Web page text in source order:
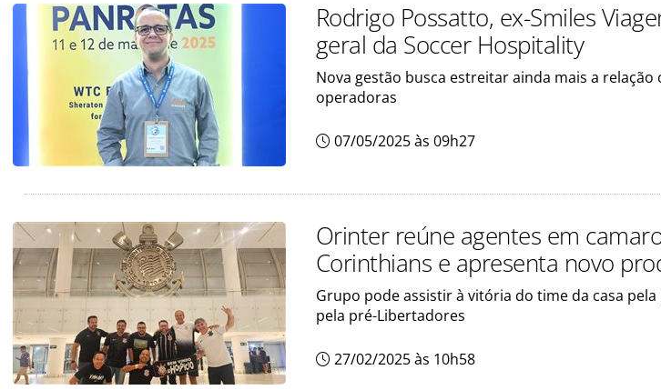
Rodrigo Possatto, ex-Smiles
geral da Soccer Hospitality
Nova gestão busca estreitar ainda mais a relação
operadoras
07/05/2025 às 09h27
Orinter reúne agentes em
Corinthians e apresenta novo
Grupo pode assistir à vitória do time da casa
pela pré-Libertadores
27/02/2025 às 10h58